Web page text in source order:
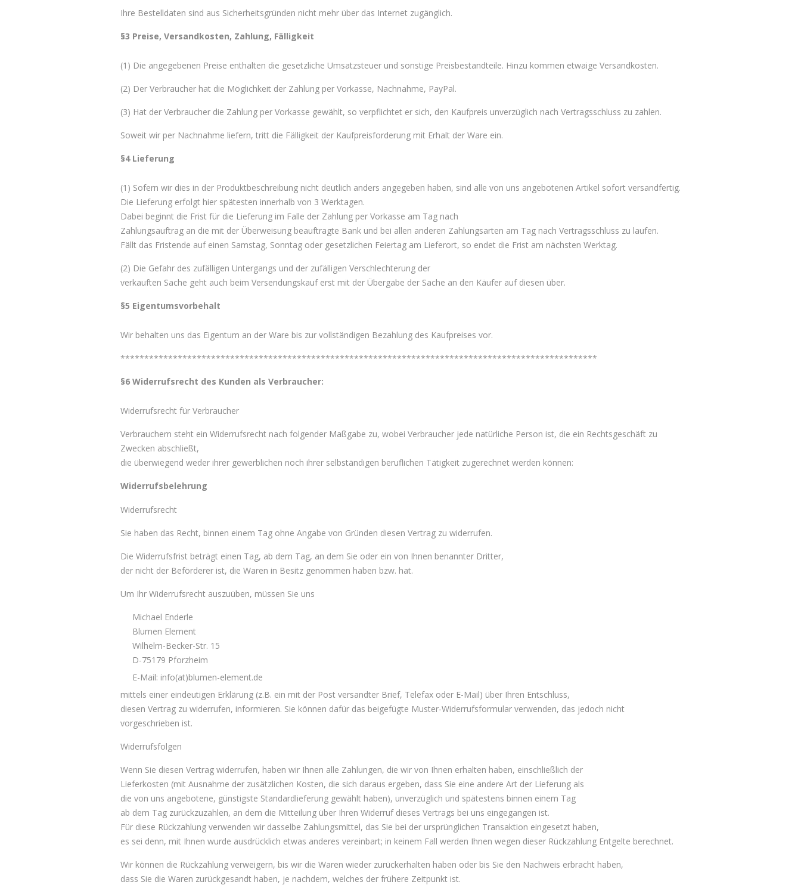
Ihre Bestelldaten sind aus Sicherheitsgründen nicht mehr über das Internet zugänglich.
§3 Preise, Versandkosten, Zahlung, Fälligkeit
(1) Die angegebenen Preise enthalten die gesetzliche Umsatzsteuer und sonstige Preisbestandteile. Hinzu kommen etwaige Versandkosten.
(2) Der Verbraucher hat die Möglichkeit der Zahlung per Vorkasse, Nachnahme, PayPal.
(3) Hat der Verbraucher die Zahlung per Vorkasse gewählt, so verpflichtet er sich, den Kaufpreis unverzüglich nach Vertragsschluss zu zahlen.
Soweit wir per Nachnahme liefern, tritt die Fälligkeit der Kaufpreisforderung mit Erhalt der Ware ein.
§4 Lieferung
(1) Sofern wir dies in der Produktbeschreibung nicht deutlich anders angegeben haben, sind alle von uns angebotenen Artikel sofort versandfertig.
Die Lieferung erfolgt hier spätesten innerhalb von 3 Werktagen.
Dabei beginnt die Frist für die Lieferung im Falle der Zahlung per Vorkasse am Tag nach
Zahlungsauftrag an die mit der Überweisung beauftragte Bank und bei allen anderen Zahlungsarten am Tag nach Vertragsschluss zu laufen.
Fällt das Fristende auf einen Samstag, Sonntag oder gesetzlichen Feiertag am Lieferort, so endet die Frist am nächsten Werktag.
(2) Die Gefahr des zufälligen Untergangs und der zufälligen Verschlechterung der
verkauften Sache geht auch beim Versendungskauf erst mit der Übergabe der Sache an den Käufer auf diesen über.
§5 Eigentumsvorbehalt
Wir behalten uns das Eigentum an der Ware bis zur vollständigen Bezahlung des Kaufpreises vor.
****************************************************************************************************
§6 Widerrufsrecht des Kunden als Verbraucher:
Widerrufsrecht für Verbraucher
Verbrauchern steht ein Widerrufsrecht nach folgender Maßgabe zu, wobei Verbraucher jede natürliche Person ist, die ein Rechtsgeschäft zu
Zwecken abschließt,
die überwiegend weder ihrer gewerblichen noch ihrer selbständigen beruflichen Tätigkeit zugerechnet werden können:
Widerrufsbelehrung
Widerrufsrecht
Sie haben das Recht, binnen einem Tag ohne Angabe von Gründen diesen Vertrag zu widerrufen.
Die Widerrufsfrist beträgt einen Tag, ab dem Tag, an dem Sie oder ein von Ihnen benannter Dritter,
der nicht der Beförderer ist, die Waren in Besitz genommen haben bzw. hat.
Um Ihr Widerrufsrecht auszuüben, müssen Sie uns
Michael Enderle
Blumen Element
Wilhelm-Becker-Str. 15
D-75179 Pforzheim
E-Mail: info(at)blumen-element.de
mittels einer eindeutigen Erklärung (z.B. ein mit der Post versandter Brief, Telefax oder E-Mail) über Ihren Entschluss,
diesen Vertrag zu widerrufen, informieren. Sie können dafür das beigefügte Muster-Widerrufsformular verwenden, das jedoch nicht
vorgeschrieben ist.
Widerrufsfolgen
Wenn Sie diesen Vertrag widerrufen, haben wir Ihnen alle Zahlungen, die wir von Ihnen erhalten haben, einschließlich der
Lieferkosten (mit Ausnahme der zusätzlichen Kosten, die sich daraus ergeben, dass Sie eine andere Art der Lieferung als
die von uns angebotene, günstigste Standardlieferung gewählt haben), unverzüglich und spätestens binnen einem Tag
ab dem Tag zurückzuzahlen, an dem die Mitteilung über Ihren Widerruf dieses Vertrags bei uns eingegangen ist.
Für diese Rückzahlung verwenden wir dasselbe Zahlungsmittel, das Sie bei der ursprünglichen Transaktion eingesetzt haben,
es sei denn, mit Ihnen wurde ausdrücklich etwas anderes vereinbart; in keinem Fall werden Ihnen wegen dieser Rückzahlung Entgelte berechnet.
Wir können die Rückzahlung verweigern, bis wir die Waren wieder zurückerhalten haben oder bis Sie den Nachweis erbracht haben,
dass Sie die Waren zurückgesandt haben, je nachdem, welches der frühere Zeitpunkt ist.